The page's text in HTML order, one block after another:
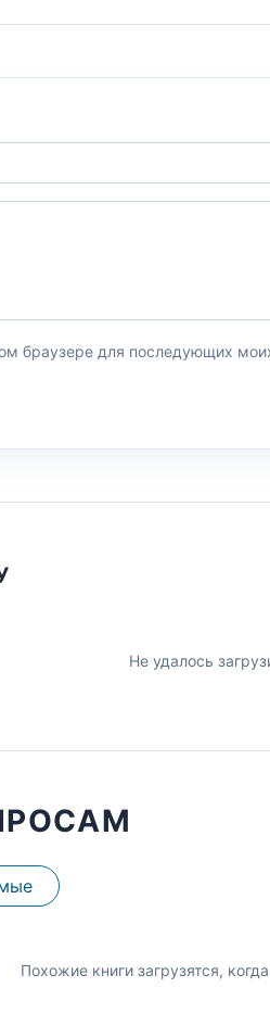
браузере для последующих
Не удалось
Похожие книги загрузятся,